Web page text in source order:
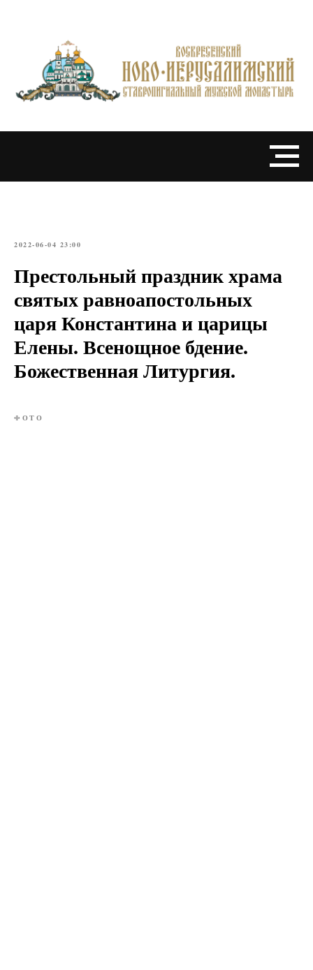
2022-06-04 23:00
Престольный праздник храма
святых равноапостольных
царя Константина и царицы
Елены. Всенощное бдение.
Божественная Литургия.
ФОТО